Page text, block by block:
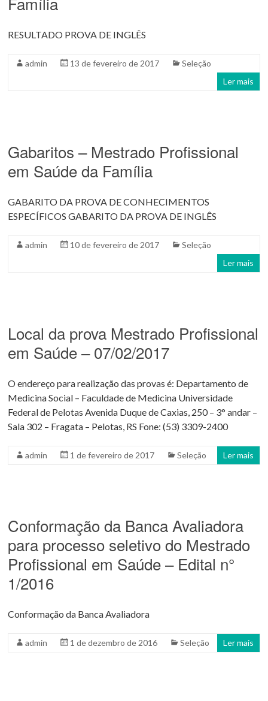
RESULTADO PROVA DE INGLÊS
admin 13 de fevereiro de 2017
Seleção
Ler mais
Gabaritos – Mestrado Profissional
em Saúde da Família
GABARITO DA PROVA DE CONHECIMENTOS
ESPECÍFICOS GABARITO DA PROVA DE INGLÊS
admin 10 de fevereiro de 2017
Seleção
Ler mais
Local da prova Mestrado Profissional
em Saúde – 07/02/2017
O endereço para realização das provas é: Departamento de
Medicina Social – Faculdade de Medicina Universidade
Federal de Pelotas Avenida Duque de Caxias, 250 – 3° andar –
Sala 302 – Fragata – Pelotas, RS Fone: (53) 3309-2400
admin 1 de fevereiro de 2017 Seleção Ler mais
Conformação da Banca Avaliadora
para processo seletivo do Mestrado
Profissional em Saúde – Edital n°
1/2016
Conformação da Banca Avaliadora
admin 1 de dezembro de 2016 Seleção Ler mais